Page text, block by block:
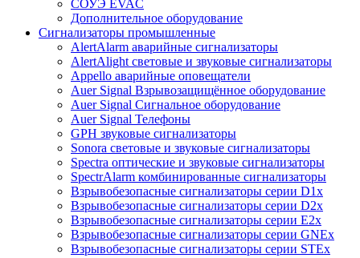
СОУЭ EVAC
Дополнительное оборудование
Сигнализаторы промышленные
AlertAlarm аварийные сигнализаторы
AlertAlight световые и звуковые сигнализаторы
Appello аварийные оповещатели
Auer Signal Взрывозащищённое оборудование
Auer Signal Сигнальное оборудование
Auer Signal Телефоны
GPH звуковые сигнализаторы
Sonora световые и звуковые сигнализаторы
Spectra оптические и звуковые сигнализаторы
SpectrAlarm комбинированные сигнализаторы
Взрывобезопасные сигнализаторы серии D1x
Взрывобезопасные сигнализаторы серии D2x
Взрывобезопасные сигнализаторы серии E2x
Взрывобезопасные сигнализаторы серии GNEx
Взрывобезопасные сигнализаторы серии STEx